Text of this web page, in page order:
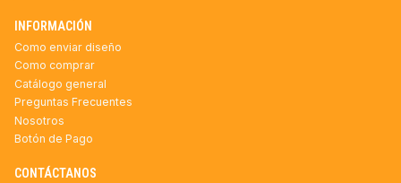
INFORMACIÓN
Como enviar diseño
Como comprar
Catálogo general
Preguntas Frecuentes
Nosotros
Botón de Pago
CONTÁCTANOS